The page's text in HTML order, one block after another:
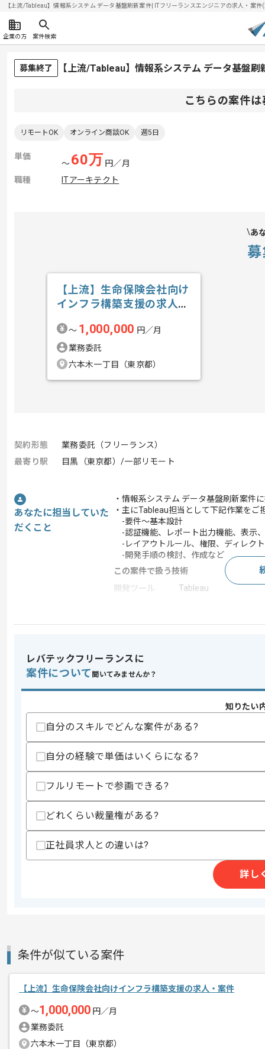
【上流/Tableau】情報系システム データ基盤刷新案件| ITフリーランスエンジニアの求人・案
企業の方 案件検索
募集終了 【上流/Tableau】情報系システム データ基盤
こちらの案件
リモートOK オンライン商談OK 週5日
単価
〜60万 円／月
職種
ITアーキテクト
あ
【上流】生命保険会社向け
インフラ構築支援の求人・
〜 1,000,000 円／月
業務委託
六本木一丁目（東京都）
契約形態
業務委託（フリーランス）
最寄り駅
目黒（東京都）/一部リモート
あなたに担当していた
だくこと
・情報系システム データ基盤刷新案件
・主にTableau担当として下記作業をご
-要件～基本設計
-認証機能、レポート出力機能、表示
-レイアウトルール、権限、ディレク
-開発手順の検討、作成など
この案件で扱う技術
開発ツール
Tableau
業務内容
データ分析 , システム
求めるスキル
・Tableauを使用した下記作業内容の経
-要件～基本設計
-認証機能、レポート出力機能、表示
スキルに不安がある方へ
上記に似た経験やスキルをお持ちであれば申
精算・お支払い
作業開始日
エージェントからのコ
メント
Tableauの経験を活かすことができます
複数案件を保有している企業ですので、
レバテックフリーランスに
案件について 聞いてみませんか？
知りたい
自分のスキルでどんな案件がある?
自分の経験で単価はいくらになる?
フルリモートで参画できる?
どれくらい裁量権がある?
正社員求人との違いは?
詳し
条件が似ている案件
【上流】生命保険会社向けインフラ構築支援の求人・案件
〜1,000,000 円／月
業務委託
六本木一丁目（東京都）